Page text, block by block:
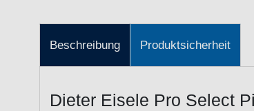
Beschreibung Produktsicherheit
Dieter Eisele Pro Select